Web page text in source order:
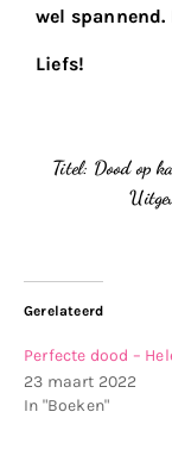
wel
Liefs!
Titel: Dood op
Gerelateerd
Perfecte dood –
23 maart 2022
In "Boeken"